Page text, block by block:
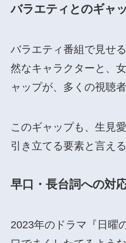
バラエティとのギャ
バラエティ番組で見せ
然なキャラクターと、
ャップが、多くの視聴
このギャップも、生見
引き立てる要素と言える
早口・長台詞への対
2023年のドラマ『日曜